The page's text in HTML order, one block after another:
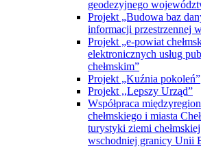
geodezyjnego
Projekt „Budowa baz
informacji przestrzennej
Projekt „e-powiat
elektronicznych usług
chełmskim”
Projekt „Kuźnia pokoleń”
Projekt ,,Lepszy Urząd”
Współpraca
chełmskiego i miasta
turystyki ziemi
wschodniej granicy Unii